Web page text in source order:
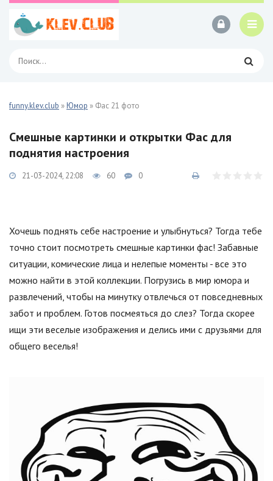
funny.klev.club »Юмор » Фас 21 фото
Смешные картинки и открытки Фас для
поднятия настроения
21-03-2024, 22:08 60 0
Хочешь поднять себе настроение и улыбнуться? Тогда тебе
точно стоит посмотреть смешные картинки фас! Забавные
ситуации, комические лица и нелепые моменты - все это
можно найти в этой коллекции. Погрузись в мир юмора и
развлечений, чтобы на минутку отвлечься от повседневных
забот и проблем. Готов посмеяться до слез? Тогда скорее
ищи эти веселые изображения и делись ими с друзьями для
общего веселья!